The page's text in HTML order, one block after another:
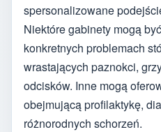
spersonalizowane
Niektóre gabinety mogą
konkretnych problemach
wrastających paznokci,
odcisków. Inne mogą
obejmującą profilaktykę,
różnorodnych schorzeń.